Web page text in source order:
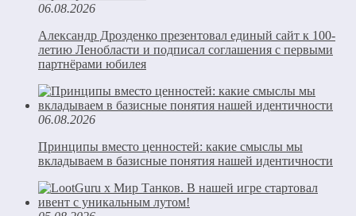
06.08.2026
Александр Дрозденко презентовал единый сайт к 100-
летию Ленобласти и подписал соглашения с первыми
партнёрами юбилея
06.08.2026
Принципы вместо ценностей: какие смыслы мы
вкладываем в базисные понятия нашей идентичности